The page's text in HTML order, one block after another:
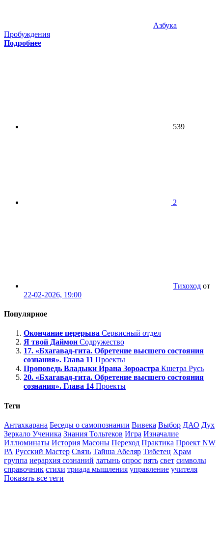
Азбука
Пробуждения
Подробнее
539
2
Тихоход от
22-02-2026, 19:00
Популярное
Окончание перерыва Сервисный отдел
Я твой Даймон Содружество
17. «Бхагавад-гита. Обретение высшего состояния
сознания». Глава 11 Проекты
Проповедь Владыки Ирана Зороастра Кшетра Русь
20. «Бхагавад-гита. Обретение высшего состояния
сознания». Глава 14 Проекты
Теги
Антахкарана Беседы о самопознании Вивека Выбор ДАО Дух
Зеркало Ученика Знания Тольтеков Игра Изначалие
Иллюминаты История Масоны Переход Практика Проект NW
РА Русский Мастер Связь Тайша Абеляр Тибетец Храм
группа иерархия сознаний латынь опрос пять свет символы
справочник стихи триада мышления управление учителя
Показать все теги